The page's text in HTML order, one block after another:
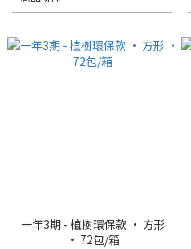
一年3期 - 植樹環保款 · 方形
· 72包/箱